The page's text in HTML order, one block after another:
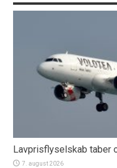
Lavprisflyselskab taber
7. august 2026